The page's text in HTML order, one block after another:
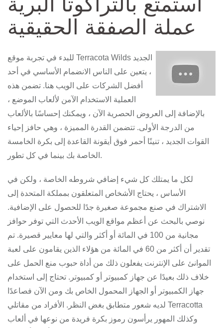
عملة الصفقة الحقيقية
للبدء في تجربة موقع Terracota Wilds الجديد
، يتعين على الناس الانضمام الأساسي في أحد
أفضل الشركات على الويب هنا. تضمن هذه
العملية الاستخدام الآمن لألعاب الموضع ،
بالإضافة إلى العروض الحصرية الآن ، ويمكنك إحساسًا بالألعاب
من الدرجة الأولى. تتضمن القدرة المميزة ، وهي حافز إحياء
القوات الجديد ، تنينًا أحمر فوق أيقونة القاعدة إلى بكرة الخامسة
الخاصة بك بينما في كل تطور.
لكل ما يمتلك كل شيء إضافي شروطه الخاصة ، ولكن في
الأساس ، يحتاج الأشخاص المتعلقون بمملكة المتحدة إلى
الاشتراك في صنع مجموعة صغيرة جدًا للحصول على الإضافية.
نوصي بالبحث عن أعظم مواقع الويب الأحدث التي توفر حوافز
مجانية من 100 في المائة أو أكثر والتي لها معايير قصيرة. تم
تقدير أن أكثر من 60 في المائة من هؤلاء الذين يقامون على لعبة
الموانئ على الإنترنت يفعلون ذلك من أداة حبوب منع الحمل على
خلاف ذلك بعيدًا عن جهاز كمبيوتر أو كمبيوتر. تحتاج إلى استخدام
جهاز الكمبيوتر أو الجهاز المحمول الخاص بك ومن الآن فصاعدًا
لديه شعور متطابق بغض النظر. الأفراد من مقاتلي Terracotta
وكذلك المهور يرأسون رموز بكرة فريدة من نوعها في ألعاب